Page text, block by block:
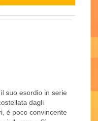
suo esordio in serie
dagli
è poco convincente